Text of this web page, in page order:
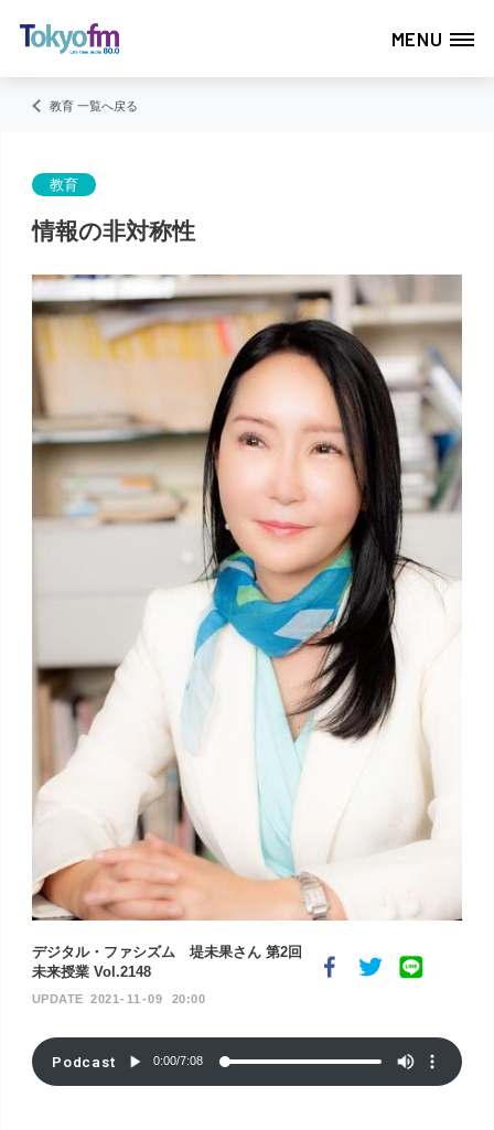
MENU
教育 一覧へ戻る
教育
情報の非対称性
デジタル・ファシズム 堤未果さん 第2回
未来授業 Vol.2148
2021 11 09 20:00
Podcast 0:00/7:08